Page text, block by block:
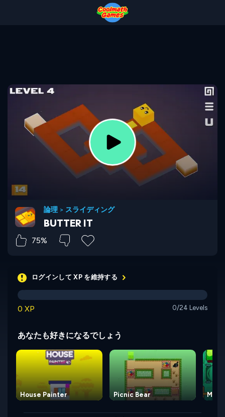
論理 > スライディング
BUTTER IT
75%
ログインして XP を維持する
0 XP 0/24 Levels
あなたも好きになるでしょう
House Painter Picnic Bear Mow